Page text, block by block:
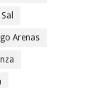
Arenas